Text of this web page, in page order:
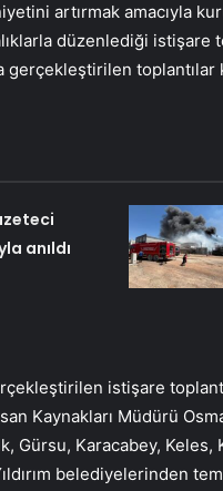
artırmak amacıyla
düzenlediği istişare
toplantılar
anıldı
istişare
Kaynakları Müdürü
Gürsu, Karacabey,
belediyelerinden